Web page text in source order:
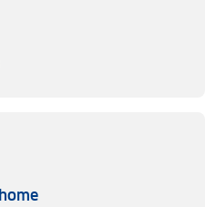
Camperreizen van ANWB
Camperreizen van